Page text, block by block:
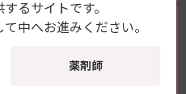
るサイトです。
中へお進みください。
薬剤師